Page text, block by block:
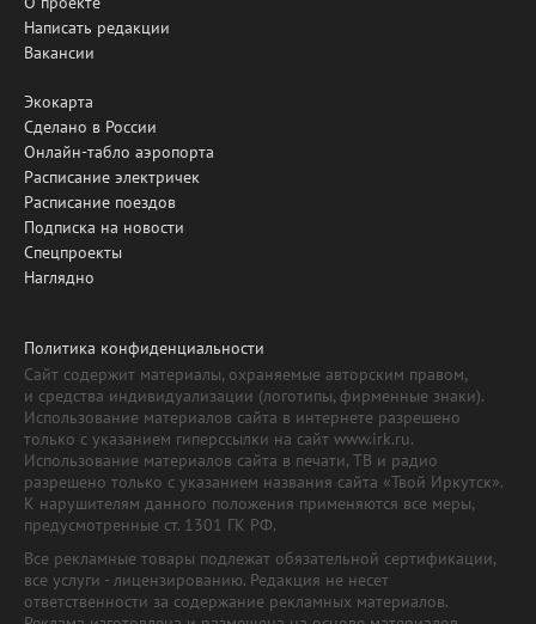
Написать редакции
Вакансии
Экокарта
Сделано в России
Онлайн-табло аэропорта
Расписание электричек
Расписание поездов
Подписка на новости
Спецпроекты
Наглядно
Политика конфиденциальности
Сайт содержит материалы, охраняемые авторским правом,
и средства индивидуализации (логотипы, фирменные знаки).
Использование материалов сайта в интернете разрешено
только с указанием гиперссылки на сайт www.irk.ru.
Использование материалов сайта в печати, ТВ и радио
разрешено только с указанием названия сайта «Твой Иркутск».
К нарушителям данного положения применяются все меры,
предусмотренные ст. 1301 ГК РФ.
Все рекламные товары подлежат обязательной сертификации,
все услуги - лицензированию. Редакция не несет
ответственности за содержание рекламных материалов.